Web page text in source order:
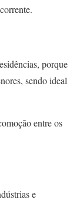
porque
sendo ideal
entre os
e